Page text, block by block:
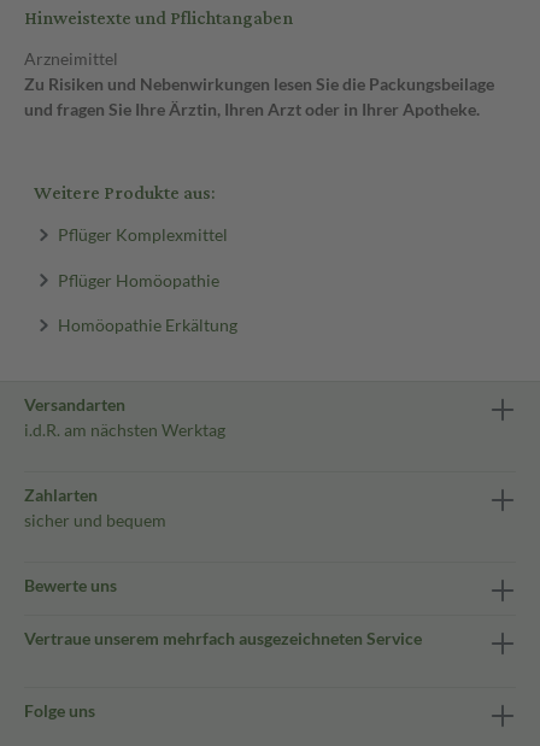
Hinweistexte und Pflichtangaben
Arzneimittel
Zu Risiken und Nebenwirkungen lesen Sie die Packungsbeilage
und fragen Sie Ihre Ärztin, Ihren Arzt oder in Ihrer Apotheke.
Weitere Produkte aus:
Pflüger Komplexmittel
Pflüger Homöopathie
Homöopathie Erkältung
Versandarten
i.d.R. am nächsten Werktag
Zahlarten
sicher und bequem
Bewerte uns
Vertraue unserem mehrfach ausgezeichneten Service
Folge uns